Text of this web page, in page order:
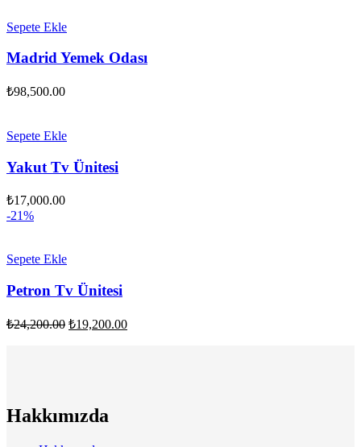
Sepete Ekle
Madrid Yemek Odası
₺98,500.00
Sepete Ekle
Yakut Tv Ünitesi
₺17,000.00
-21%
Sepete Ekle
Petron Tv Ünitesi
₺24,200.00 Orijinal
₺19,200.00Şu
Hakkımızda